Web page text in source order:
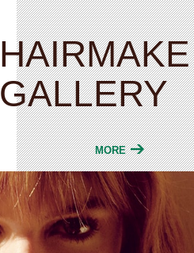
HAIRMAKE
GALLERY
MORE